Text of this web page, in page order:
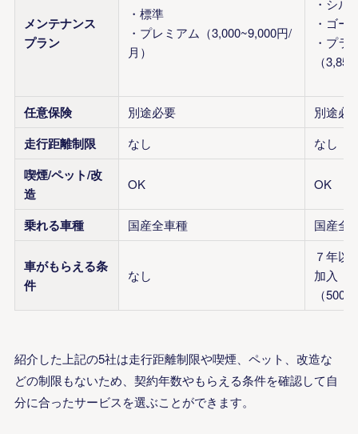
メンテナンス
プラン
・標準
・プレミアム（3,000~9,000円/
月）
・シル
・ゴー
・プラ
（
任意保険 別途必要 別途必
走行距離制限 なし なし
喫煙/ペット/改
造
OK OK
乗れる車種 国産全車種 国産全
車がもらえる条
件
なし
７年以
加入
（500
紹介した上記の5社は走行距離制限や喫煙、ペット、改造な
どの制限もないため、契約年数やもらえる条件を確認して自
分に合ったサービスを選ぶことができます。